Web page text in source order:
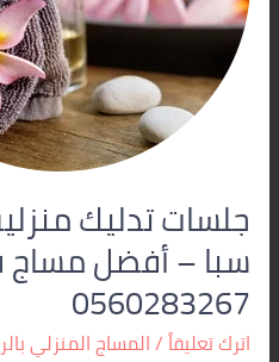
جلسات تدليك
سبا – أفضل
0560283267
اترك تعليقاً/المساج المنزلي
أفضل
مساج
في
0560283267